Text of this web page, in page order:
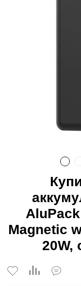
Magnetic
20W,